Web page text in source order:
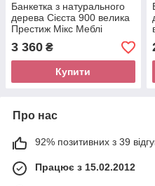
Банкетка з натурального
дерева Сієста 900 велика
Престиж Мікс Меблі
3 360 ₴
Купити
Про нас
92% позитивних з 39
Працює з 15.02.2012